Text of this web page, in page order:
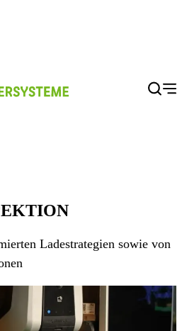
Menü
Ladestrategien sowie von